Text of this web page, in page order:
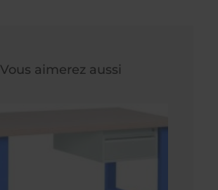
Vous aimerez aussi